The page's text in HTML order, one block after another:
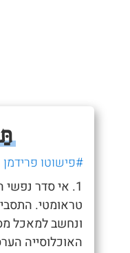
#פישוטו פרידמן
1. אי סדר
טראומטי.
ונחשב למאכל
האוכלוסייה